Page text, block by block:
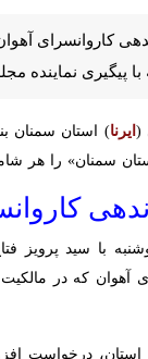
کاروانسرای
نماینده مجلس
ایرنا ) استان سمنان
را هر شامگاه بعد از ساعت ۲۲
با سید پرویز
در مالکیت ستاد
درخواست